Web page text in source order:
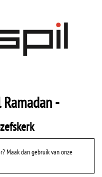
-
Maak dan gebruik van onze